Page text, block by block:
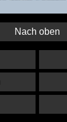
Nach oben